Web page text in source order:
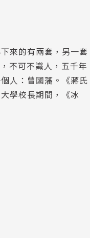
來的有兩套，另一套
不可不識人，五千年
人：曾國藩。《蔣氏
學校長期間，《冰